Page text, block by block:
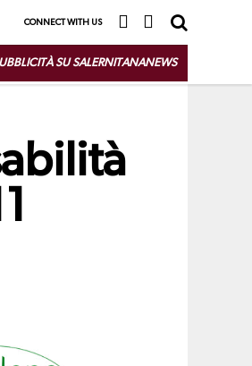
CONNECT WITH US
SU SALERNITANANEWS